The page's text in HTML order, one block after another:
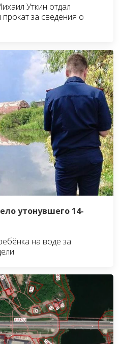
Уткин отдал
за сведения о
утонувшего 14-
на воде за